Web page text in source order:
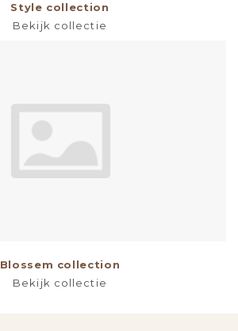
Style collection
Bekijk collectie
Blossem collection
Bekijk collectie